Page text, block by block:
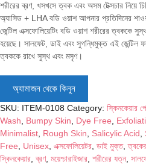
শরীরের ব্রণ, খসখসে ত্বক এবং অসম টেক্সচার নিয়ে
অ্যাসিড + LHA বডি ওয়াশ আপনার প্রতিদিনের
জেন্টিল এক্সফোলিয়েটিং বডি ওয়াশ শরীরের ত্বককে
হয়েছে। সালফেট, ডাই এবং সুগন্ধিমুক্ত এই জেন্টিল
ত্বককে রাখে সুস্থ এবং মসৃণ।
অ্যামাজন থেকে কিনুন
SKU: ITEM-0108 Category: স্কিনকেয়ার
Wash
Bumpy Skin Dye Free
Minimalist Rough Skin Salicylic Acid
Free
Unisex এক্সফোলিয়েটর ডাই মুক্ত,
স্কিনকেয়ার ,ব্রণ, ময়েশ্চারাইজার শরীরের যত্ন,